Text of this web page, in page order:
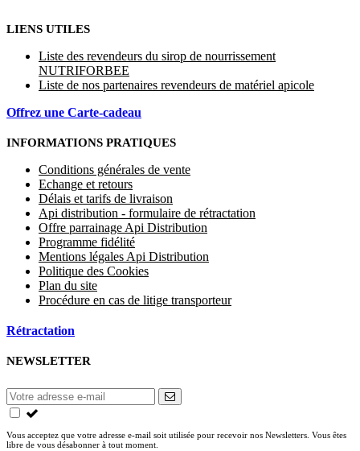
LIENS UTILES
Liste des revendeurs du sirop de nourrissement
NUTRIFORBEE
Liste de nos partenaires revendeurs de matériel apicole
Offrez une Carte-cadeau
INFORMATIONS PRATIQUES
Conditions générales de vente
Echange et retours
Délais et tarifs de livraison
Api distribution - formulaire de rétractation
Offre parrainage Api Distribution
Programme fidélité
Mentions légales Api Distribution
Politique des Cookies
Plan du site
Procédure en cas de litige transporteur
Rétractation
NEWSLETTER
Vous acceptez que votre adresse e-mail soit utilisée pour recevoir nos Newsletters. Vous êtes
libre de vous désabonner à tout moment.